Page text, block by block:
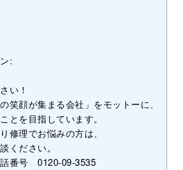
:
い！
笑顔が集まる会社」をモットーに、
とを目指しています。
修理でお悩みの方は、
ください。
番号 0120-09-3535